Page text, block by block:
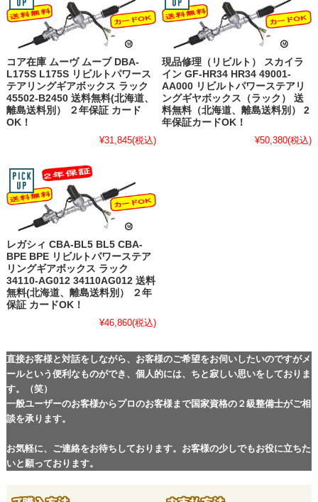
コア在庫 ムーヴ ムーブ DBA-
L175S L175S リビルトパワース
テアリングギアボックス ラック
45502-B2450 送料無料(北海道、
離島送料別） ２年保証 カード
OK！
¥31,845(税込)
現品修理（リビルト） スカイラ
イン GF-HR34 HR34 49001-
AA000 リビルトパワーステアリ
ングギヤボックス（ラック） 送
料無料（北海道、離島送料別） 2
年保証カードOK！
¥50,380(税込)
レガシィ CBA-BL5 BL5 CBA-
BPE BPE リビルトパワーステア
リングギアボックス ラック
34110-AG012 34110AG012 送料
無料(北海道、離島送料別） ２年
保証 カードOK！
¥46,860(税込)
直接お客様と対話をしながら、お客様のご希望をお伺いしたいのですがメ
ールという便利なものができ、個人的には、ちと寂しい思いをしておりま
す。（笑）
一般ユーザーのお客様からプロのお客様まで国家資格の２級整備士がご相
談を承ります。
お気軽に、ご連絡をお待ちしております。お客様の少しでもお役に立ちた
いと願っております。